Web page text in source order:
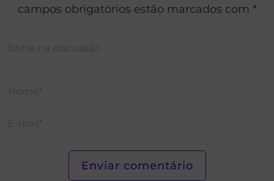
campos obrigatórios estão marcados com *